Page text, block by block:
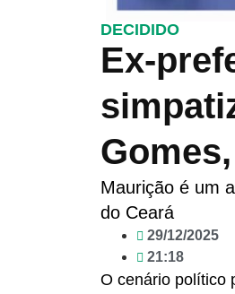
DECIDIDO
Ex-
Maurição é um
do Ceará
29/12/2025
21:18
O cenário político